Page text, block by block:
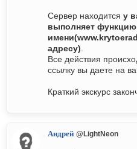
Сервер находится у
выполняет функцию
адресу)
Все действия
ссылку вы даете на
Краткий экскурс
Андрей @LightNeon